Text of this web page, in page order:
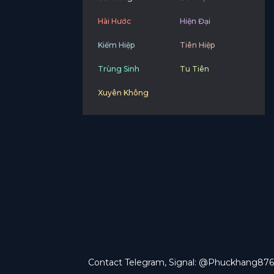
Hài Hước Hiện Đại
Kiếm Hiệp Tiên Hiệp
Trùng Sinh Tu Tiên
Xuyên Không
Contact Telegram, Signal: @Phuckhang876